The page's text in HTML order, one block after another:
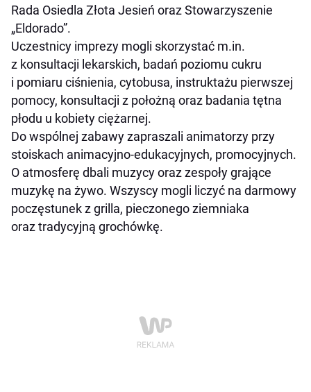
Rada Osiedla Złota Jesień oraz Stowarzyszenie
„Eldorado”.
Uczestnicy imprezy mogli skorzystać m.in.
z konsultacji lekarskich, badań poziomu cukru
i pomiaru ciśnienia, cytobusa, instruktażu pierwszej
pomocy, konsultacji z położną oraz badania tętna
płodu u kobiety ciężarnej.
Do wspólnej zabawy zapraszali animatorzy przy
stoiskach animacyjno-edukacyjnych, promocyjnych.
O atmosferę dbali muzycy oraz zespoły grające
muzykę na żywo. Wszyscy mogli liczyć na darmowy
poczęstunek z grilla, pieczonego ziemniaka
oraz tradycyjną grochówkę.